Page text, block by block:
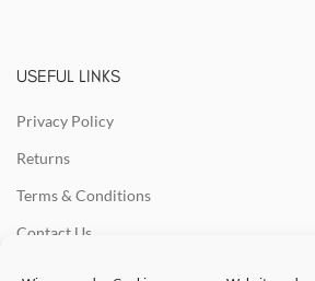
USEFUL LINKS
Privacy Policy
Returns
Terms & Conditions
Contact Us